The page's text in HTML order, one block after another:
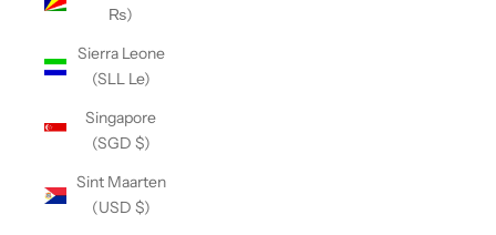
₨)
Sierra Leone
(SLL Le)
Singapore
(SGD $)
Sint Maarten
(USD $)